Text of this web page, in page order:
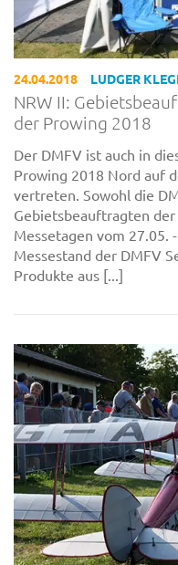
24.04.2018 LUDGER
NRW II:
der Prowing 2018
Der DMFV ist auch in
Prowing 2018 Nord auf
vertreten. Sowohl die
Gebietsbeauftragten
Messetagen vom 27.05.
Messestand der DMFV
Produkte aus [...]